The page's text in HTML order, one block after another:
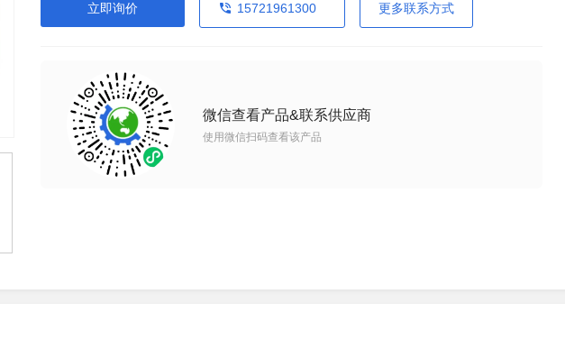
立即询价 15721961300 更多联系方式
微信查看产品&联系供应商
使用微信扫码查看该产品